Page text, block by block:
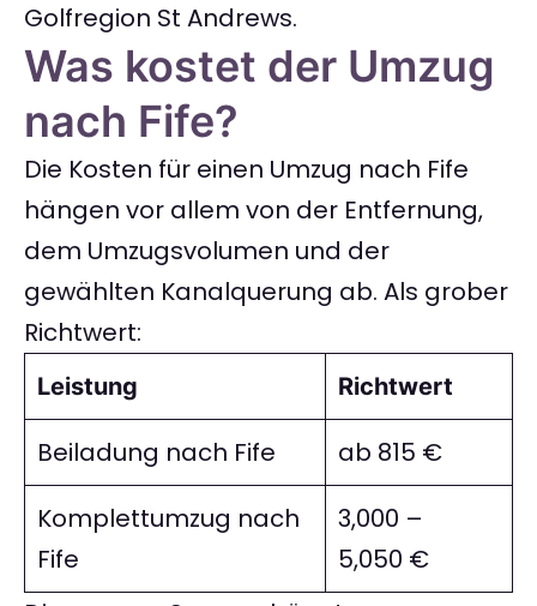
Golfregion St Andrews.
Was kostet der Umzug
nach Fife?
Die Kosten für einen Umzug nach Fife
hängen vor allem von der Entfernung,
dem Umzugsvolumen und der
gewählten Kanalquerung ab. Als grober
Richtwert:
Leistung Richtwert
Beiladung nach Fife
ab 815 €
Komplettumzug nach
Fife
3,000 –
5,050 €